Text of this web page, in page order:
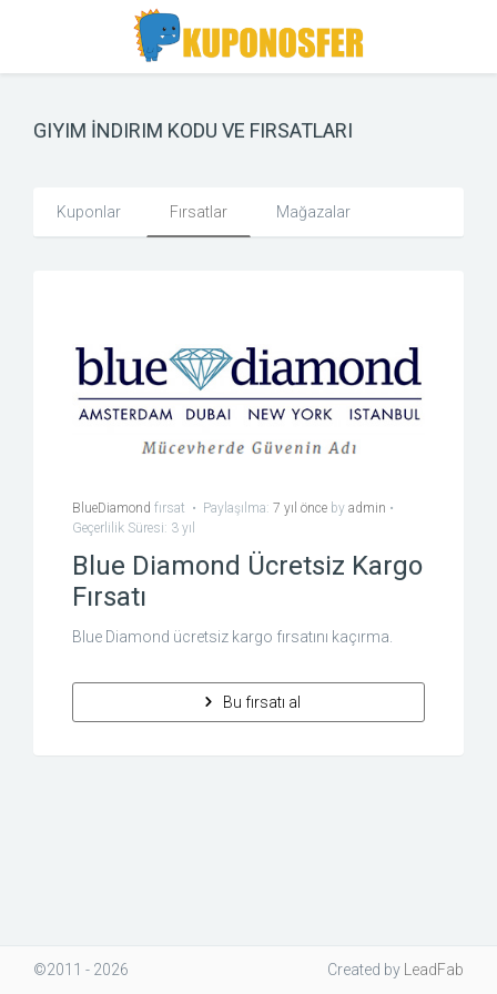
navigation
GIYIM İNDIRIM KODU VE FIRSATLARI
Kuponlar Fırsatlar Mağazalar
BlueDiamond fırsat • Paylaşılma: 7 yıl önce by admin •
Geçerlilik Süresi: 3 yıl
Blue Diamond Ücretsiz Kargo
Fırsatı
Blue Diamond ücretsiz kargo fırsatını kaçırma.
Bu fırsatı al
©2011 - 2026 Created by LeadFab